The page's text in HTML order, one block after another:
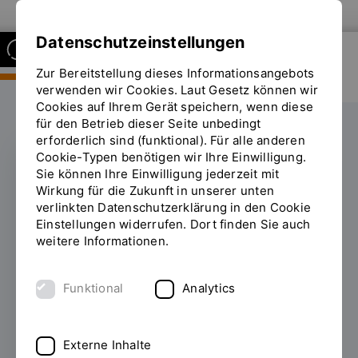
FAKULTÄT
BAUINGENIEURWESEN
NACHHALTIGKEIT UND
KLIMAGERECHTIGKEIT
Studentin der OTH
Regensburg erhält
erstmals
Hochschulpreis des
Datenschutzeinstellungen
Zur Bereitstellung dieses Informationsangebots
verwenden wir Cookies. Laut Gesetz können wir
Cookies auf Ihrem Gerät speichern, wenn diese
für den Betrieb dieser Seite unbedingt
erforderlich sind (funktional). Für alle anderen
Cookie-Typen benötigen wir Ihre Einwilligung.
Sie können Ihre Einwilligung jederzeit mit
Wirkung für die Zukunft in unserer unten
verlinkten Datenschutzerklärung in den Cookie
Einstellungen widerrufen. Dort finden Sie auch
weitere Informationen.
Funktional Analytics
Externe Inhalte